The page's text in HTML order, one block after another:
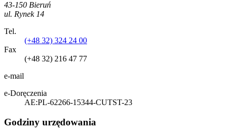
43-150 Bieruń
ul. Rynek 14
Tel.
(+48 32) 324 24 00
Fax
(+48 32) 216 47 77
e-mail
e-Doręczenia
AE:PL-62266-15344-CUTST-23
Godziny urzędowania